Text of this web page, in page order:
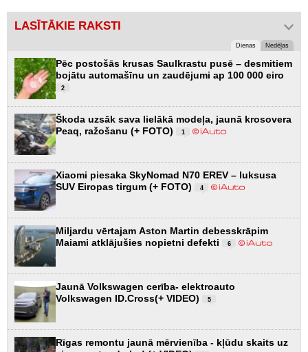
LASĪTĀKIE RAKSTI
Dienas Nedēļas
Pēc postošās krusas Saulkrastu pusē – desmitiem
bojātu automašīnu un zaudējumi ap 100 000 eiro
2
Škoda uzsāk sava lielākā modeļa, jaunā krosovera
Peaq, ražošanu (+ FOTO)
1
Xiaomi piesaka SkyNomad N70 EREV – luksusa
SUV Eiropas tirgum (+ FOTO)
4
Miljardu vērtajam Aston Martin debesskrāpim
Maiami atklājušies nopietni defekti
6
Jaunā Volkswagen cerība- elektroauto
Volkswagen ID.Cross(+ VIDEO)
5
Rīgas remontu jaunā mērvienība - kļūdu skaits uz